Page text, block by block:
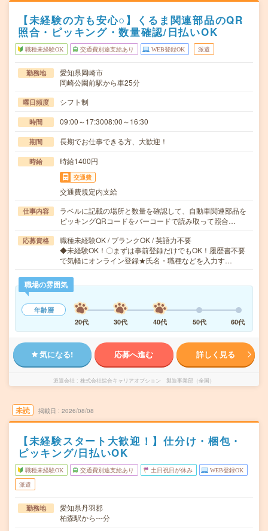
【未経験の方も安心○】くるま関連部品のQR
照合・ピッキング・数量確認/日払いOK
職種未経験OK 交通費別途支給あり WEB登録OK 派遣
勤務地
愛知県岡崎市
岡崎公園前駅から車25分
曜日頻度 シフト制
時間 09:00～17:3008:00～16:30
期間 長期でお仕事できる方、大歓迎！
時給 時給1400円
交通費
交通費規定内支給
仕事内容
ラベルに記載の場所と数量を確認して、自動車関連部品を
ピッキングQRコードをバーコードで読み取って照合…
応募資格
職種未経験OK / ブランクOK / 英語力不要
◆未経験OK！〇まずは事前登録だけでもOK！履歴書不要
で気軽にオンライン登録★氏名・職種などを入力す…
職場の雰囲気
年齢層
20代
30代 40代 50代 60代
気になる! 応募へ進む 詳しく見る
派遣会社 株式会社綜合キャリアオプション 製造事業部（全国）
未読 掲載日 2026/08/08
【未経験スタート大歓迎！】仕分け・梱包・
ピッキング/日払いOK
職種未経験OK 交通費別途支給あり 土日祝日が休み WEB登録OK
派遣
勤務地
愛知県丹羽郡
柏森駅から---分